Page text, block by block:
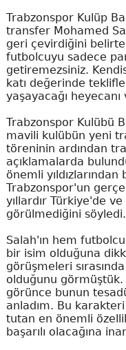
Trabzonspor Kulüp
transfer Mohamed
geri çevirdiğini
futbolcuyu sadece
getiremezsiniz.
katı değerinde
yaşayacağı
Trabzonspor Kulübü
mavili kulübün yeni
töreninin ardından
açıklamalarda
önemli
Trabzonspor'un
yıllardır Türkiye'de
görülmediğini söyledi.
Salah'ın hem
bir isim olduğuna
görüşmeleri
olduğunu görmüştük.
görünce bunun
anladım. Bu
tutan en önemli
başarılı olacağına